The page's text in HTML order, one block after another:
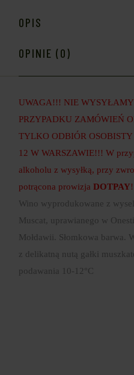
OPIS
OPINIE (0)
UWAGA!!! NIE
PRZYPADKU ZAMÓWIEŃ
TYLKO ODBIÓR
12 W WARSZAWIE!!! W
alkoholu z wysyłką, przy
potrącona prowizjaDOTPAY!
Wino wyprodukowane z
Muscat, uprawianego w
Mołdawii. Słomkowa barwa.
z delikatną nutą gałki
podawania 10-12°C